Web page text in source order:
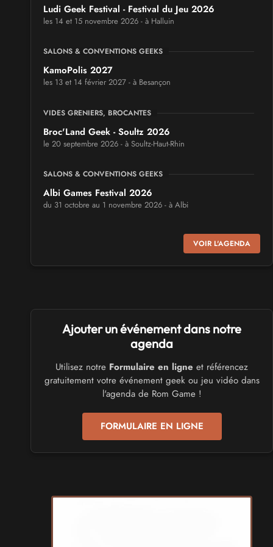
Ludi Geek Festival - Festival du Jeu 2026
les 14 et 15 novembre 2026 - à Halluin
SALONS & CONVENTIONS GEEKS
KamoPolis 2027
les 13 et 14 février 2027 - à Besançon
VIDES GRENIERS, BROCANTES
Broc'Land Geek - Soultz 2026
le 20 septembre 2026 - à Soultz-Haut-Rhin
SALONS & CONVENTIONS GEEKS
Albi Games Festival 2026
du 31 octobre au 1 novembre 2026 - à Albi
Virtual Calais - salon du jeu vidéo et des loisirs
numériques 2026
SALONS & CONVENTIONS GEEKS
Trolls et Légendes 2027
du 26 au 28 mars 2027 - à Mons
CULTURE JAPONAISE ET OTAKU
Mang'Azur 2027
les 24 et 25 avril 2027 - à Toulon
SALONS & CONVENTIONS GEEKS
Play Azur Festival 2027
SALONS & CONVENTIONS GEEKS
VOIR L'AGENDA
Ajouter un événement dans notre
agenda
Utilisez notre Formulaire en ligne et référencez
gratuitement votre événement geek ou jeu vidéo dans
l'agenda de Rom Game !
FORMULAIRE EN LIGNE